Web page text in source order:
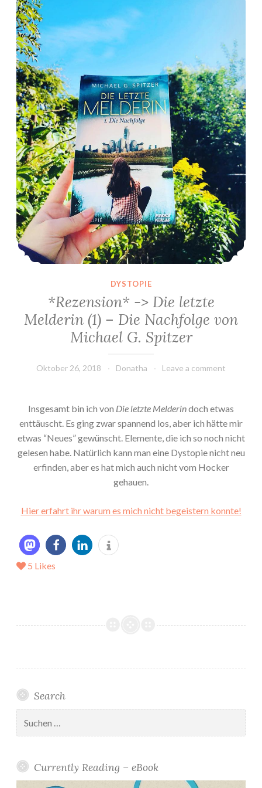
DYSTOPIE
*Rezension* -> Die letzte
Melderin (1) – Die Nachfolge von
Michael G. Spitzer
Oktober 26, 2018 Donatha Leave a comment
Insgesamt bin ich von Die letzte Melderindoch etwas
enttäuscht. Es ging zwar spannend los, aber ich hätte mir
etwas “Neues” gewünscht. Elemente, die ich so noch nicht
gelesen habe. Natürlich kann man eine Dystopie nicht neu
erfinden, aber es hat mich auch nicht vom Hocker
gehauen.
Hier erfahrt ihr warum es mich nicht begeistern konnte!
5 Likes
Search
nach:
Currently Reading – eBook